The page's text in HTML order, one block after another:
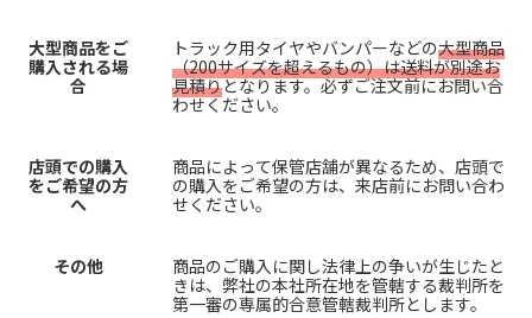
大型商品をご
購入される場
合
トラック用タイヤやバンパーなどの大型商品
（200サイズを超えるもの）は送料が別途お
見積りとなります。必ずご注文前にお問い合
わせください。
店頭での購入
をご希望の方
へ
商品によって保管店舗が異なるため、店頭で
の購入をご希望の方は、来店前にお問い合わ
せください。
その他
商品のご購入に関し法律上の争いが生じたと
きは、弊社の本社所在地を管轄する裁判所を
第一審の専属的合意管轄裁判所とします。